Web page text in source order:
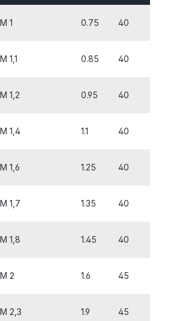
M 1 0.75 40
M 1,1 0.85 40
M 1,2 0.95 40
M 1,4 1.1 40
M 1,6 1.25 40
M 1,7 1.35 40
M 1,8 1.45 40
M 2 1.6 45
M 2,3 1.9 45